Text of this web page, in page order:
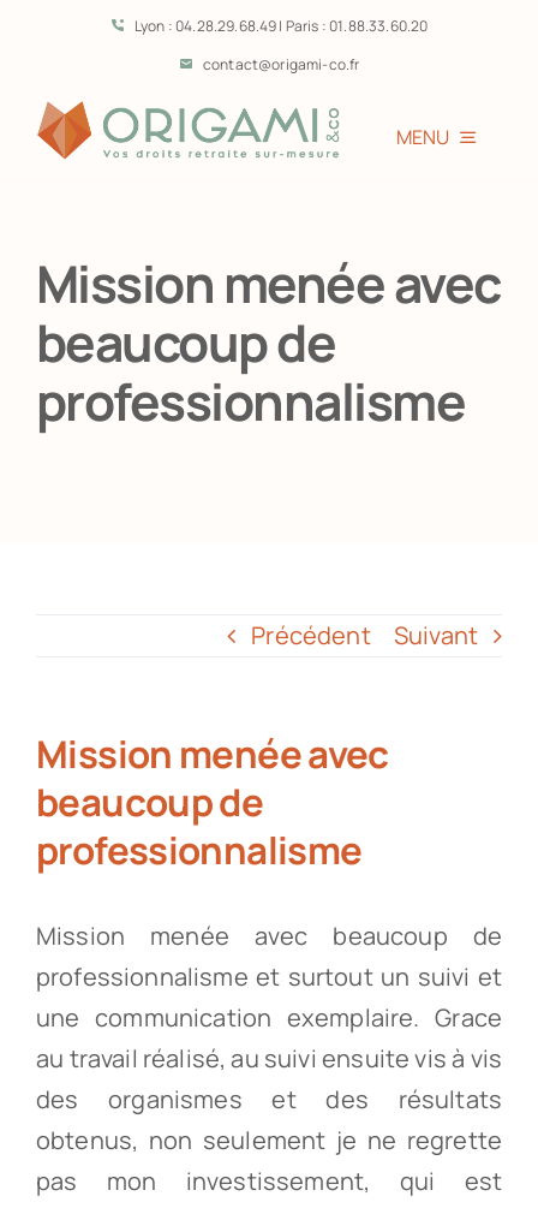
contenu
Lyon : 04.28.29.68.49 | Paris : 01.88.33.60.20
contact@origami-co.fr
MENU
L’équipe
Vous êtes?
Actualités
Contact
Mission menée avec
beaucoup de
professionnalisme
Précédent Suivant
Mission menée avec
beaucoup de
professionnalisme
Mission menée avec beaucoup de
professionnalisme et surtout un suivi et
une communication exemplaire. Grace
au travail réalisé, au suivi ensuite vis à vis
des organismes et des résultats
obtenus, non seulement je ne regrette
pas mon investissement, qui est